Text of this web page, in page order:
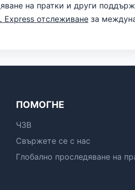
на пратки и други
Express отслеживане за
ПОМОГНЕ
ЧЗВ
Свържете се с нас
Глобално проследяване на